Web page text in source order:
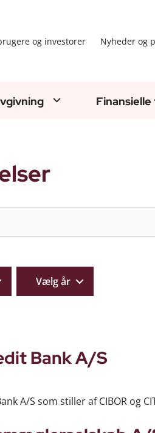
og investorer Nyheder og
Vælg år
Bank A/S
A/S som stiller af CIBOR og